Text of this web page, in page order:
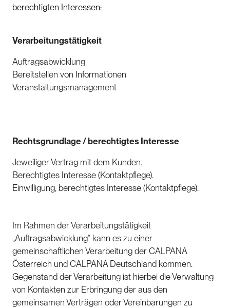
berechtigten Interessen:
Verarbeitungstätigkeit
Auftragsabwicklung
Bereitstellen von Informationen
Veranstaltungsmanagement
Rechtsgrundlage / berechtigtes Interesse
Jeweiliger Vertrag mit dem Kunden.
Berechtigtes Interesse (Kontaktpflege).
Einwilligung, berechtigtes Interesse (Kontaktpflege).
Im Rahmen der Verarbeitungstätigkeit
„Auftragsabwicklung“ kann es zu einer
gemeinschaftlichen Verarbeitung der CALPANA
Österreich und CALPANA Deutschland kommen.
Gegenstand der Verarbeitung ist hierbei die Verwaltung
von Kontakten zur Erbringung der aus den
gemeinsamen Verträgen oder Vereinbarungen zu